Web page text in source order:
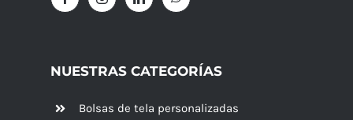
NUESTRAS CATEGORÍAS
Bolsas de tela personalizadas